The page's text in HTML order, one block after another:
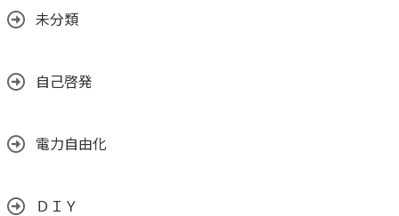
未分類
自己啓発
電力自由化
ＤＩＹ